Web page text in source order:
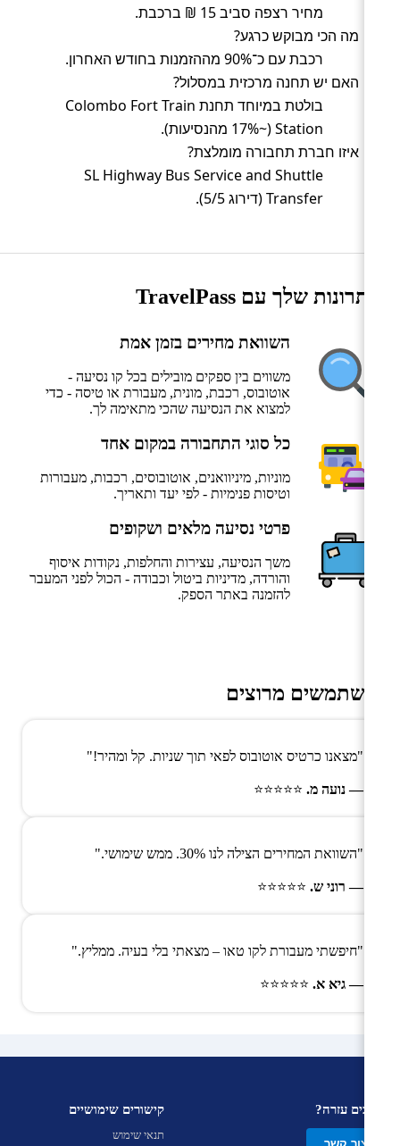
מחיר רצפה סביב 15 ₪ ברכבת.
מה הכי מבוקש כרגע?
רכבת עם כ־90% מההזמנות בחודש האחרון.
האם יש תחנה מרכזית במסלול?
בולטת במיוחד תחנת Colombo Fort Train
Station (~17% מהנסיעות).
איזו חברת תחבורה מומלצת?
SL Highway Bus Service and Shuttle
Transfer (דירוג 5/5).
היתרונות שלך עם TravelPass
השוואת מחירים בזמן אמת
משווים בין ספקים מובילים בכל קו נסיעה -
אוטובוס, רכבת, מונית, מעבורת או טיסה - כדי
למצוא את הנסיעה שהכי מתאימה לך.
כל סוגי התחבורה במקום אחד
מוניות, מיניוואנים, אוטובוסים, רכבות, מעבורות
וטיסות פנימיות - לפי יעד ותאריך.
פרטי נסיעה מלאים ושקופים
משך הנסיעה, עצירות והחלפות, נקודות איסוף
והורדה, מדיניות ביטול וכבודה - הכול לפני המעבר
להזמנה באתר הספק.
משתמשים מרוצים
"מצאנו כרטיס אוטובוס לפאי תוך שניות. קל ומהיר!"
— נועה מ. ⭐⭐⭐⭐⭐
"השוואת המחירים הצילה לנו 30%. ממש שימושי."
— רוני ש. ⭐⭐⭐⭐⭐
"חיפשתי מעבורת לקו טאו – מצאתי בלי בעיה. ממליץ."
— גיא א. ⭐⭐⭐⭐⭐
צריכים עזרה? קישורים שימושיים
תנאי שימוש